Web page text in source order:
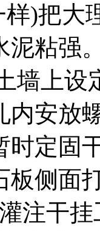
)把大
泥粘强
墙上设
内安放
时定固
板侧面
注干